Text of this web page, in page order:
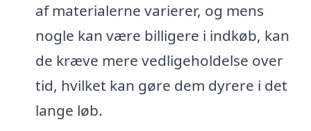
af materialerne varierer, og mens
nogle kan være billigere i indkøb, kan
de kræve mere vedligeholdelse over
tid, hvilket kan gøre dem dyrere i det
lange løb.